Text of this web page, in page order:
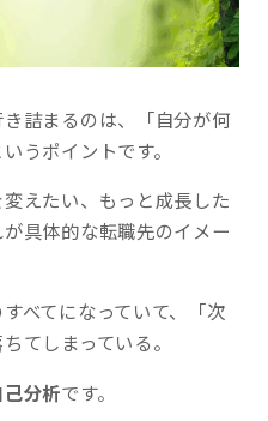
詰まるのは、「自分が何
うポイントです。
えたい、もっと成長した
具体的な転職先のイメー
べてになっていて、「次
てしまっている。
分析です。